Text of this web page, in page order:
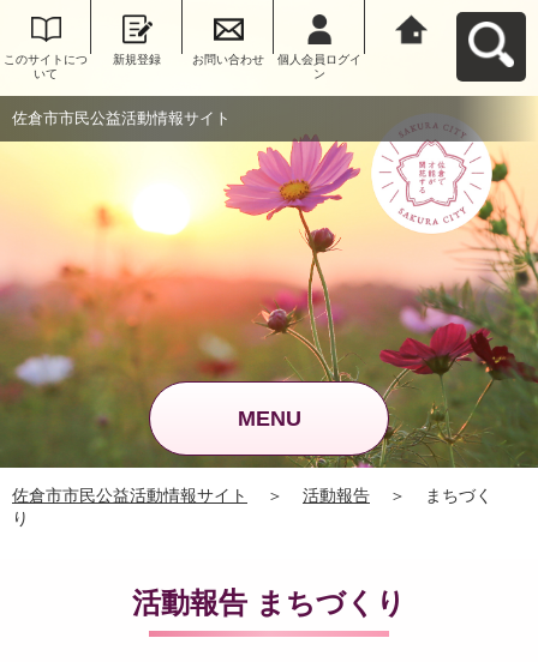
このサイトにつ
いて
新規登録 お問い合わせ
個人会員ログイ
ン
佐倉市市民公益活動情報サイト
MENU
佐倉市市民公益活動情報サイト ＞ 活動報告 ＞
まちづく
り
活動報告 まちづくり